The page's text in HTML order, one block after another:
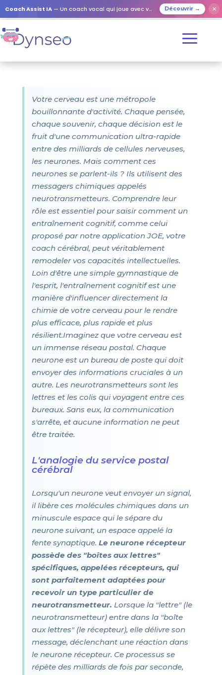
Coach Assist IA — Un coach vocal qui joue avec vos proches Découvrir → ✕
Votre cerveau est une métropole
bouillonnante d'activité. Chaque pensée,
chaque souvenir, chaque décision est le
fruit d'une communication ultra-rapide
entre des milliards de cellules nerveuses,
les neurones. Mais comment ces
neurones se parlent-ils ? Ils utilisent des
messagers chimiques appelés
neurotransmetteurs. Comprendre leur
rôle est essentiel pour saisir comment un
entraînement cognitif, comme celui
proposé par notre application JOE, votre
coach cérébral, peut véritablement
remodeler vos capacités intellectuelles.
Loin d'être une simple gymnastique de
l'esprit, l'entraînement cognitif est une
manière d'influencer directement la
chimie de votre cerveau pour le rendre
plus efficace, plus rapide et plus
résilient.Imaginez que votre cerveau est
un immense réseau postal. Chaque
neurone est un bureau de poste qui doit
envoyer des informations cruciales à un
autre. Les neurotransmetteurs sont les
lettres et les colis qui voyagent entre ces
bureaux. Sans eux, la communication
s'arrête, et aucune information ne peut
être traitée.
L'analogie du service postal
cérébral
Lorsqu'un neurone veut envoyer un signal,
il libère ces molécules chimiques dans un
minuscule espace qui le sépare du
neurone suivant, un espace appelé la
fente synaptique. Le neurone récepteur
possède des "boîtes aux lettres"
spécifiques, appelées récepteurs, qui
sont parfaitement adaptées pour
recevoir un type particulier de
neurotransmetteur. Lorsque la "lettre" (le
neurotransmetteur) entre dans la "boîte
aux lettres" (le récepteur), elle délivre son
message, déclenchant une réaction dans
le neurone récepteur. Ce processus se
répète des milliards de fois par seconde,